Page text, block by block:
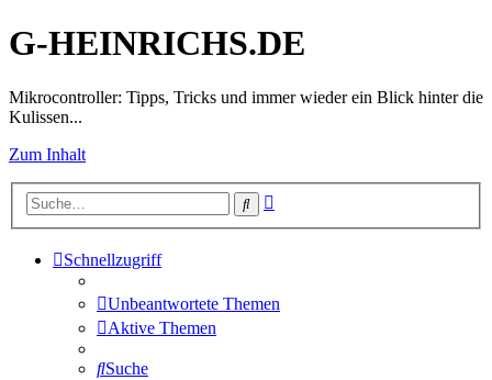
G-HEINRICHS.DE
Mikrocontroller: Tipps, Tricks und immer wieder ein Blick hinter die
Kulissen...
Zum Inhalt
Suche
Schnellzugriff
Unbeantwortete Themen
Aktive Themen
Suche